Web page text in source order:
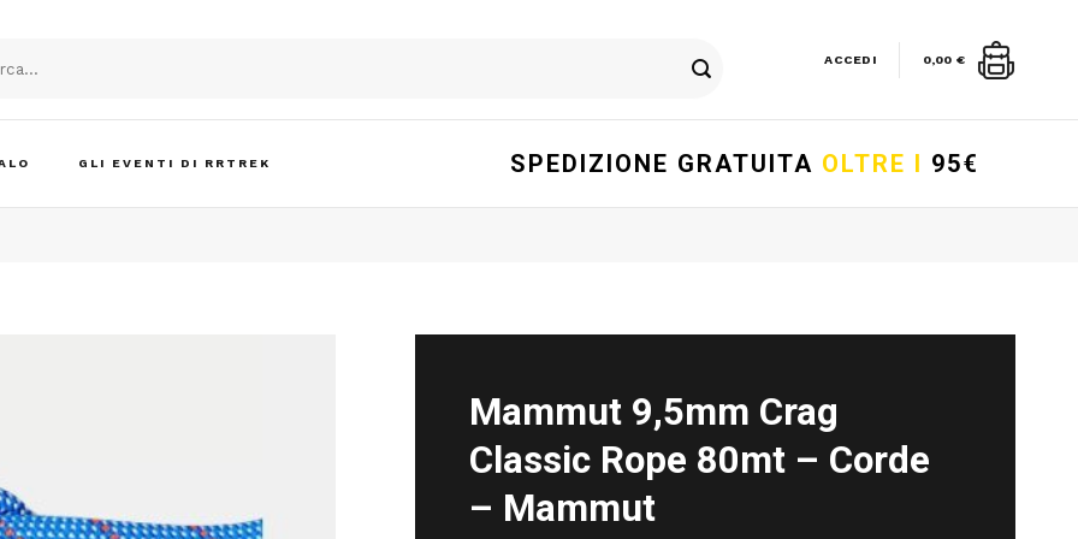
ACCEDI 0,00 €
GLI EVENTI DI RRTREK SPEDIZIONE GRATUITA OLTRE I 95€
Mammut 9,5mm Crag
Classic Rope 80mt – Corde
– Mammut